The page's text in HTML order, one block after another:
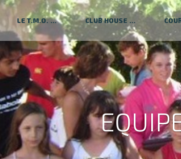
LE T.M.O. CLUB HOUSE